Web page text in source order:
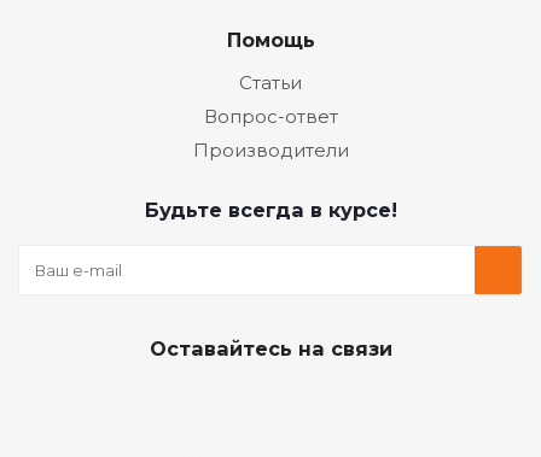
Помощь
Статьи
Вопрос-ответ
Производители
Будьте всегда в курсе!
Оставайтесь на связи